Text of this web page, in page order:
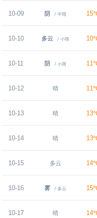
10-09 阴 / 中雨
10-10 多云 / 小雨
10-11 阴 / 小雨
10-12 晴
10-13 晴
10-14 晴
10-15 多云
10-16 雾 / 多云
10-17 晴